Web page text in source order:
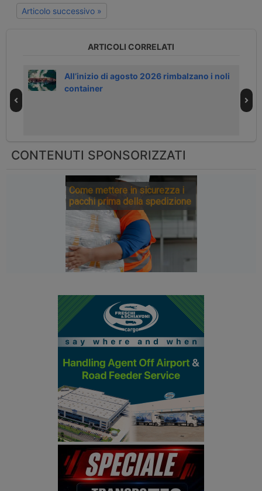
Articolo successivo »
ARTICOLI CORRELATI
All’inizio di agosto 2026 rimbalzano i noli
container
CONTENUTI SPONSORIZZATI
Come mettere in sicurezza i
pacchi prima della spedizione